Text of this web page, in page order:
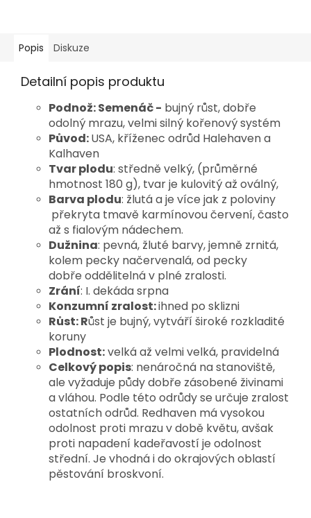
Popis Diskuze
Detailní popis produktu
Podnož:Semenáč- bujný růst, dobře
odolný mrazu, velmi silný kořenový systém
Původ:USA, kříženec odrůd Halehaven a
Kalhaven
Tvar plodu: středně velký, (průměrné
hmotnost 180 g), tvar je kulovitý až oválný,
Barva plodu: žlutá a je více jak z poloviny
překryta tmavě karmínovou červení, často
až s fialovým nádechem.
Dužnina: pevná, žluté barvy, jemně zrnitá,
kolem pecky načervenalá, od pecky
dobře oddělitelná v plné zralosti.
Zrání: I. dekáda srpna
Konzumní zralost:ihned po sklizni
Růst: Růst je bujný, vytváří široké rozkladité
koruny
Plodnost:velká až velmi velká, pravidelná
Celkový popis: nenáročná na stanoviště,
ale vyžaduje půdy dobře zásobené živinami
a vláhou. Podle této odrůdy se určuje zralost
ostatních odrůd. Redhaven má vysokou
odolnost proti mrazu v době květu, avšak
proti napadení kadeřavostí je odolnost
střední. Je vhodná i do okrajových oblastí
pěstování broskvoní.